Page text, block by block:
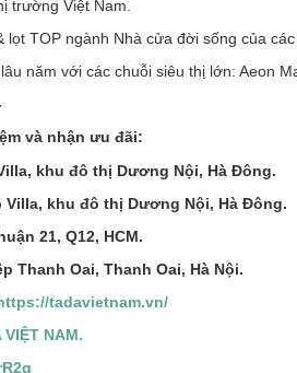
trường Việt Nam.
TOP ngành Nhà cửa đời sống của
năm với các chuỗi siêu thị lớn: Aeon
và nhận ưu đãi:
khu đô thị Dương Nội, Hà Đông.
Villa, khu đô thị Dương Nội, Hà Đông.
21, Q12, HCM.
Thanh Oai, Thanh Oai, Hà Nội.
tadavietnam.vn/
NAM.